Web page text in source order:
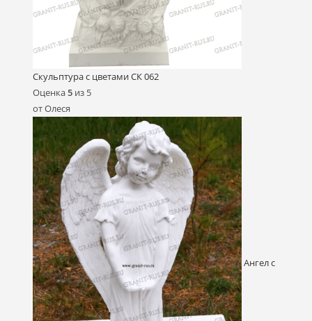
Скульптура с цветами СК 062
Оценка5 из 5
от Олеся
Ангел с